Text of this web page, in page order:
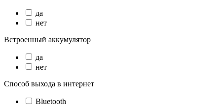
да
нет
Встроенный аккумулятор
да
нет
Способ выхода в интернет
Bluetooth